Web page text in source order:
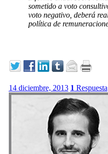
sometido a voto
voto negativo, deberá
política de
14 diciembre, 2013 1 Respuesta